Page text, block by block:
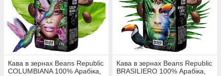
Кава в зернах Beans Republic
COLUMBIANA 100% Арабіка,
Кава в зернах Beans Republic
BRASILIERO 100% Арабіка,